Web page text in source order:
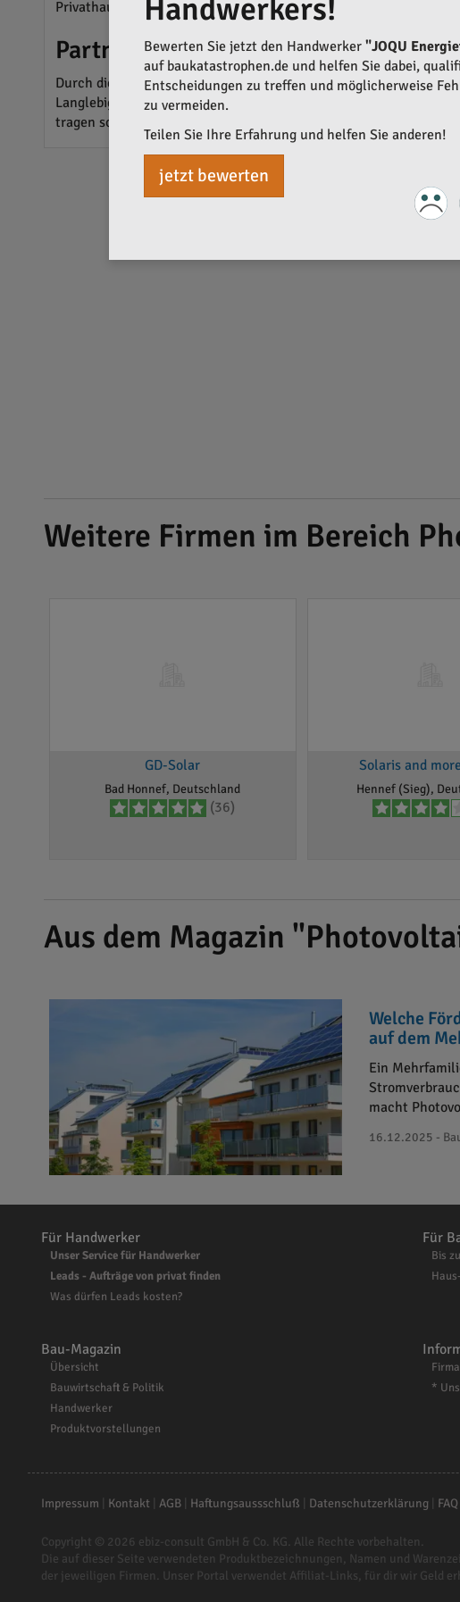
Privathaushalte sowie Unternehmen ermöglicht.
Partnerschaften und
Durch die Kooperation mit erfahrenen Herstellern setzt die
Langlebigkeit der Anlagen, sondern auch eine hohe Effizienz im
tragen so zur Qualität der Lösungen bei.
Weitere Firmen im Bereich
GD-Solar
Bad Honnef, Deutschland
(36)
Solaris and
Hennef (Sieg),
Aus dem Magazin
Welche
auf dem
Ein
macht
16.12.2025 -
Handwerkers!
Bewerten Sie jetzt den Handwerker "JOQU
auf baukatastrophen.de und helfen Sie dabei,
Entscheidungen zu treffen und möglicherweise
zu vermeiden.
Teilen Sie Ihre Erfahrung und helfen Sie anderen!
jetzt bewerten
Für Handwerker
Unser Service für Handwerker
Leads - Aufträge von privat finden
Was dürfen Leads kosten?
Für
Bis
Bau-Magazin
Übersicht
Bauwirtschaft & Politik
Handwerker
Produktvorstellungen
*
Impressum Kontakt| AGB| Haftungsaussschluß Datenschutzerklärung| FAQ
Copyright © 2026 ebiz-consult GmbH & Co. KG. Alle Rechte vorbehalten.
Die auf dieser Seite verwendeten Produktbezeichnungen, Namen und
der jeweiligen Firmen. Unser Portal verwendet Affiliat-Links, für dir wir Geld